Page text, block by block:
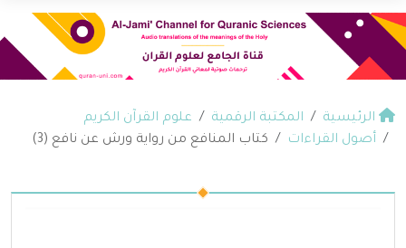
الرئيسية المكتبة الرقمية
علوم القرآن الكريم
أصول القراءات
كتاب المنافع من رواية ورش عن نافع (3)